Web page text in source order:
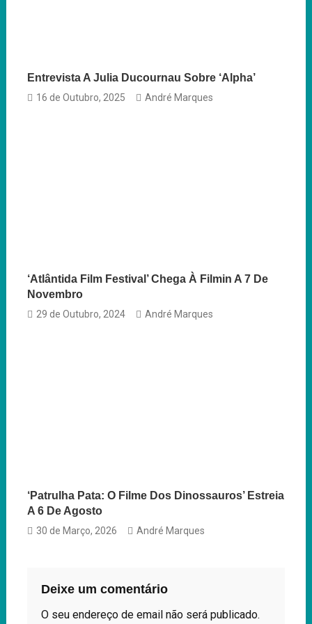
Entrevista A Julia Ducournau Sobre ‘Alpha’
16 de Outubro, 2025 André Marques
‘Atlântida Film Festival’ Chega À Filmin A 7 De
Novembro
29 de Outubro, 2024 André Marques
‘Patrulha Pata: O Filme Dos Dinossauros’ Estreia
A 6 De Agosto
30 de Março, 2026 André Marques
Deixe um comentário
O seu endereço de email não será publicado.